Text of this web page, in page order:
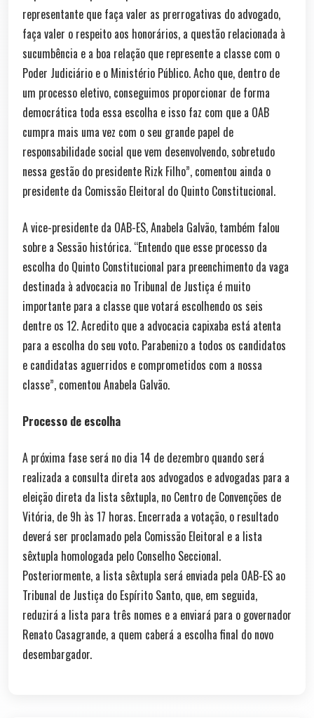
representante que faça valer as prerrogativas do advogado,
faça valer o respeito aos honorários, a questão relacionada à
sucumbência e a boa relação que represente a classe com o
Poder Judiciário e o Ministério Público. Acho que, dentro de
um processo eletivo, conseguimos proporcionar de forma
democrática toda essa escolha e isso faz com que a OAB
cumpra mais uma vez com o seu grande papel de
responsabilidade social que vem desenvolvendo, sobretudo
nessa gestão do presidente Rizk Filho”, comentou ainda o
presidente da Comissão Eleitoral do Quinto Constitucional.
A vice-presidente da OAB-ES, Anabela Galvão, também falou
sobre a Sessão histórica. “Entendo que esse processo da
escolha do Quinto Constitucional para preenchimento da vaga
destinada à advocacia no Tribunal de Justiça é muito
importante para a classe que votará escolhendo os seis
dentre os 12. Acredito que a advocacia capixaba está atenta
para a escolha do seu voto. Parabenizo a todos os candidatos
e candidatas aguerridos e comprometidos com a nossa
classe”, comentou Anabela Galvão.
Processo de escolha
A próxima fase será no dia 14 de dezembro quando será
realizada a consulta direta aos advogados e advogadas para a
eleição direta da lista sêxtupla, no Centro de Convenções de
Vitória, de 9h às 17 horas. Encerrada a votação, o resultado
deverá ser proclamado pela Comissão Eleitoral e a lista
sêxtupla homologada pelo Conselho Seccional.
Posteriormente, a lista sêxtupla será enviada pela OAB-ES ao
Tribunal de Justiça do Espírito Santo, que, em seguida,
reduzirá a lista para três nomes e a enviará para o governador
Renato Casagrande, a quem caberá a escolha final do novo
desembargador.